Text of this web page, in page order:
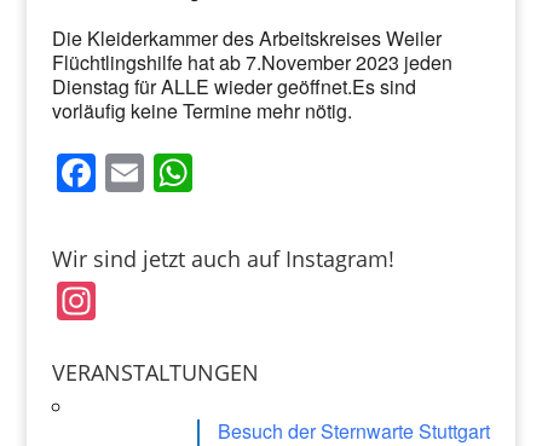
Die Kleiderkammer des Arbeitskreises Weiler
Flüchtlingshilfe hat ab 7.November 2023 jeden
Dienstag für ALLE wieder geöffnet.Es sind
vorläufig keine Termine mehr nötig.
F
c
e
b
o
E
ai
l
W
at
p
Wir sind jetzt auch auf Instagram!
In
a
VERANSTALTUNGEN
Besuch der Sternwarte Stuttgart